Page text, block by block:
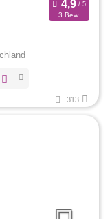
3 Bew.
313